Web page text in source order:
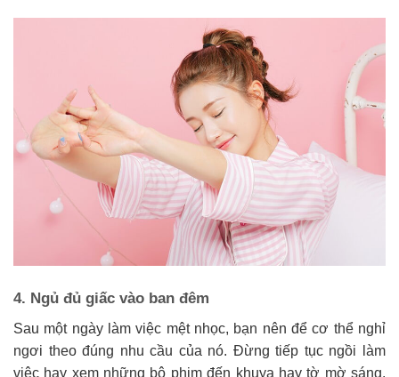
4. Ngủ đủ giấc vào ban đêm
Sau một ngày làm việc mệt nhọc, bạn nên để cơ thể nghỉ
ngơi theo đúng nhu cầu của nó. Đừng tiếp tục ngồi làm
việc hay xem những bộ phim đến khuya hay tờ mờ sáng.